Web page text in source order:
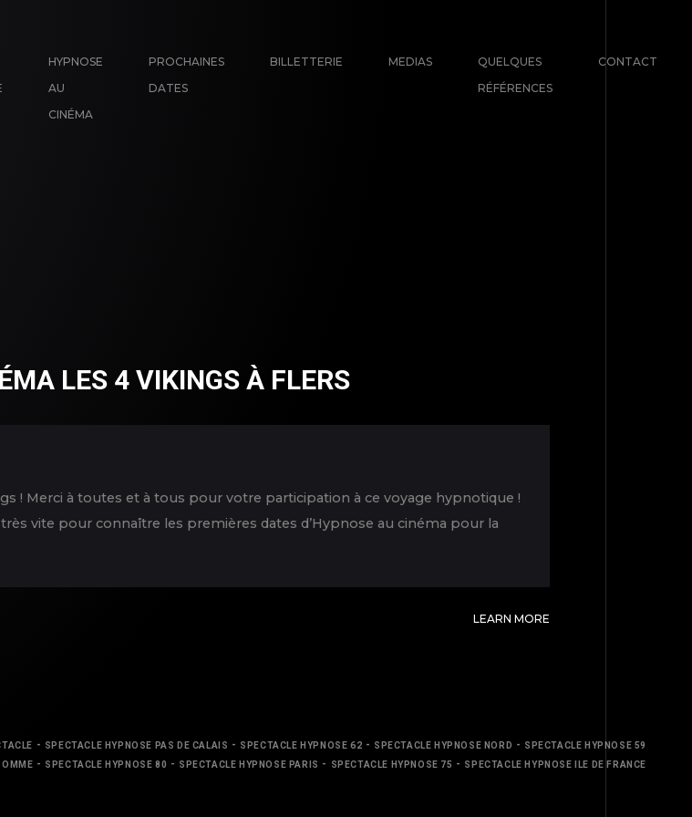
HYPNOSE
AU
CINÉMA
PROCHAINES
DATES
BILLETTERIE MEDIAS
QUELQUES
RÉFÉRENCES
CONTACT
LES 4 VIKINGS À FLERS
! Merci à toutes et à tous pour votre participation à ce voyage hypnotique !
vite pour connaître les premières dates d’Hypnose au cinéma pour la
LEARN MORE
- SPECTACLE HYPNOSE PAS DE CALAIS - SPECTACLE HYPNOSE 62 - SPECTACLE HYPNOSE NORD - SPECTACLE HYPNOSE 59
- SPECTACLE HYPNOSE 80 - SPECTACLE HYPNOSE PARIS - SPECTACLE HYPNOSE 75 - SPECTACLE HYPNOSE ILE DE FRANCE
TOP